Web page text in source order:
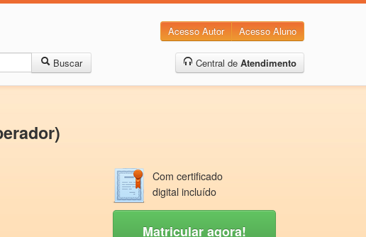
Acesso Autor Acesso Aluno
Buscar Central de Atendimento
Com certificado
digital incluído
Matricular agora!